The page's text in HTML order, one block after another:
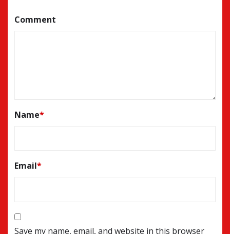
Comment
Name*
Email*
Save my name, email, and website in this browser